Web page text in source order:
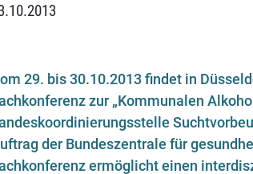
29. bis 30.10.2013 findet in
zur „Kommunalen
der Bundeszentrale für
ermöglicht einen